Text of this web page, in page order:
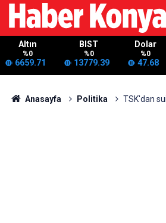
Altın
%0
6659.71
BIST
%0
13779.39
Dolar
%0
47.68
Anasayfa Politika TSK'dan